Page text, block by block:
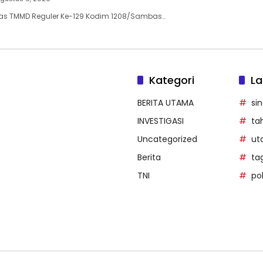
TMMD Reguler Ke-129 Kodim 1208/Sambas…
Kategori
BERITA UTAMA
INVESTIGASI
Uncategorized
Berita
TNI